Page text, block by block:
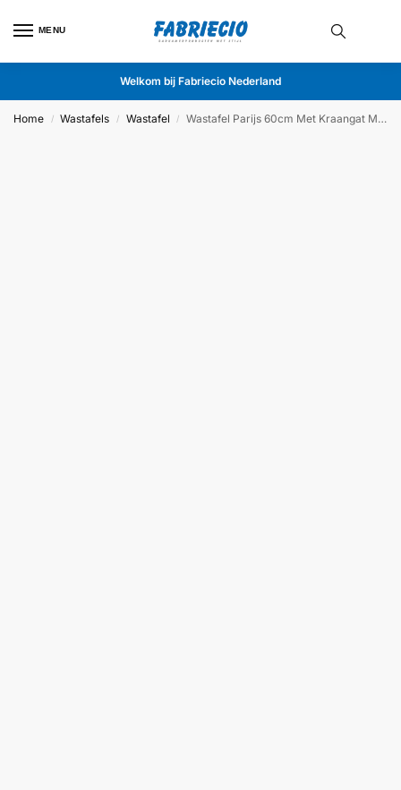
MENU
Welkom bij Fabriecio Nederland
Home / Wastafels / Wastafel / Wastafel Parijs 60cm Met Kraangat Mat Wit